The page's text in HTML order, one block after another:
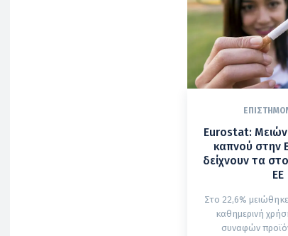
Eurostat:
καπνού στην
δείχνουν τα
ΕΕ
Στο 22,6%
καθημερινή
συναφών